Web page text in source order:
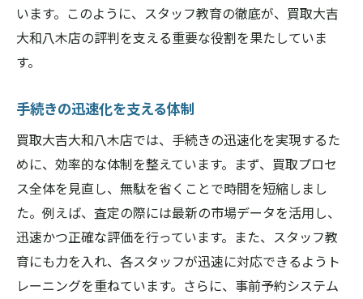
います。このように、スタッフ教育の徹底が、買取大吉
大和八木店の評判を支える重要な役割を果たしていま
す。
手続きの迅速化を支える体制
買取大吉大和八木店では、手続きの迅速化を実現するた
めに、効率的な体制を整えています。まず、買取プロセ
ス全体を見直し、無駄を省くことで時間を短縮しまし
た。例えば、査定の際には最新の市場データを活用し、
迅速かつ正確な評価を行っています。また、スタッフ教
育にも力を入れ、各スタッフが迅速に対応できるようト
レーニングを重ねています。さらに、事前予約システム